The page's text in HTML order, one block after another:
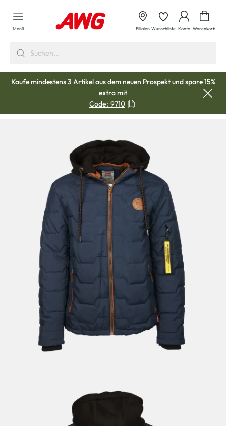
springen
Menü Filialen Wunschliste Konto Warenkorb
Kaufe mindestens 3 Artikel aus demneuen Prospektund spare 15%
extra mit
Code: 9710